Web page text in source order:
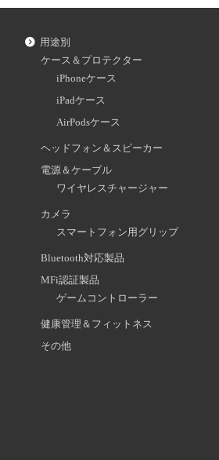
用途別
ケース＆プロテクター
iPhoneケース
iPadケース
AirPodsケース
ヘッドフォン＆スピーカー
電源＆ケーブル
ワイヤレスチャージャー
カメラ
スマートフォン用グリップ
Bluetooth対応製品
MFi認証製品
ゲームコントローラー
健康管理＆フィットネス
その他